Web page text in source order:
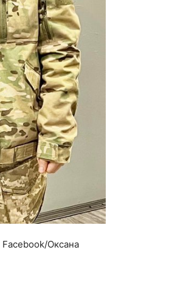
Facebook/Оксана